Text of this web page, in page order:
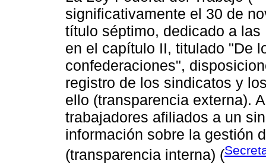
significativamente el 30 de
título séptimo, dedicado a
en el capítulo II, titulado "De
confederaciones",
registro de los sindicatos y
ello (transparencia externa).
trabajadores afiliados a un
información sobre la gestión
(transparencia interna) (